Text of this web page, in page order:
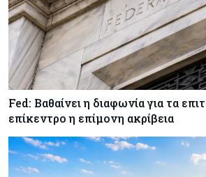
Κύπρος
34.787 νέες εγγραφές
- Άνοδος 11,5% σε σχέση με
Κόσμος
ΕΚΤ: Αιφνιδιάστηκε από
τις ΗΠΑ
Fed: Βαθαίνει η διαφωνία για τα
επίκεντρο η επίμονη ακρίβεια